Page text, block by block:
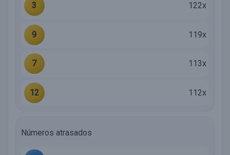
3 122x
9 119x
7 113x
12 112x
Números atrasados